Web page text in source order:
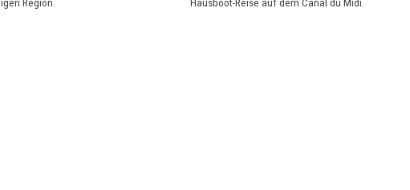
Region.
Hausboot-Reise auf dem Canal du Midi.